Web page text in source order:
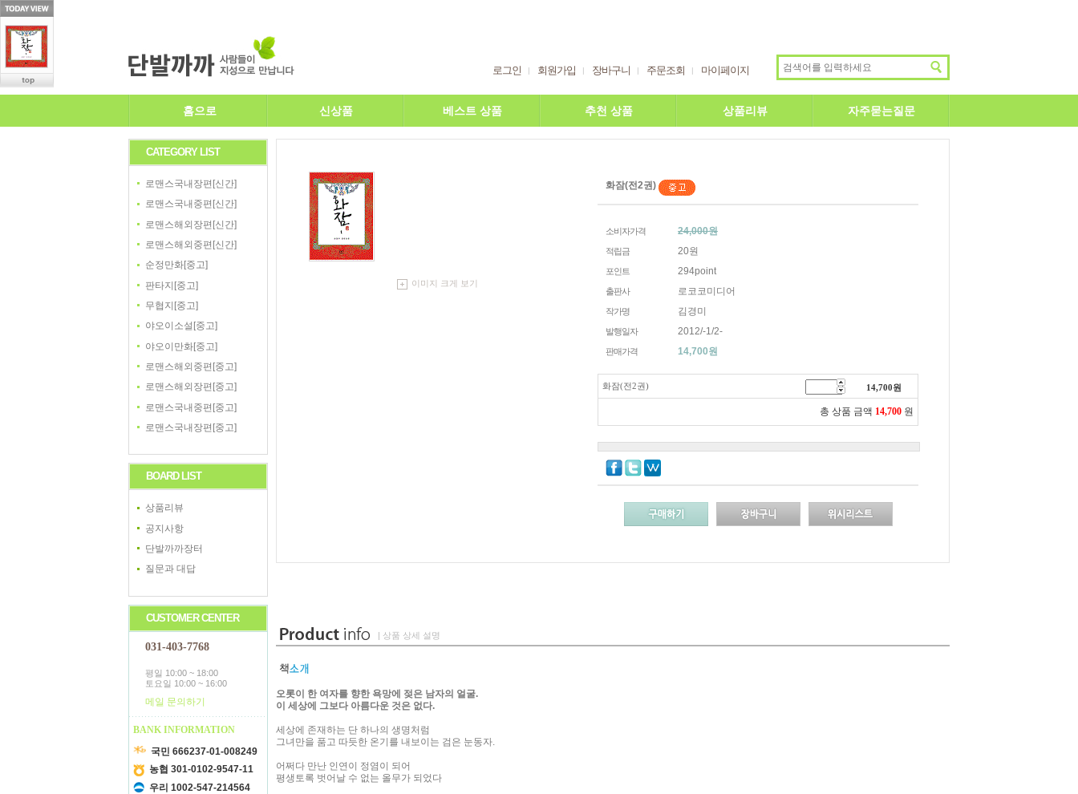
로그인 회원가입 장바구니 주문조회 마이페이지
홈으로 신상품 베스트 상품 추천 상품 상품리뷰 자주묻는질문
CATEGORY LIST
로맨스국내장편[신간]
로맨스국내중편[신간]
로맨스해외장편[신간]
로맨스해외중편[신간]
순정만화[중고]
판타지[중고]
무협지[중고]
야오이소설[중고]
야오이만화[중고]
로맨스해외중편[중고]
로맨스해외장편[중고]
로맨스국내중편[중고]
로맨스국내장편[중고]
BOARD LIST
상품리뷰
공지사항
단발까까장터
질문과 대답
CUSTOMER CENTER
031-403-7768
평일 10:00 ~ 18:00
토요일 10:00 ~ 16:00
메일 문의하기
BANK INFORMATION
국민 666237-01-008249
농협 301-0102-9547-11
우리 1002-547-214564
이미지 크게 보기
화잠(전2권)
소비자가격 24,000원
적립금 20원
포인트 294point
출판사 로코코미디어
작가명 김경미
발행일자 2012/-1/2-
판매가격 14,700원
화잠(전2권) 14,700원
총 상품 금액 14,700 원
| 상품 상세 설명
오롯이 한 여자를 향한 욕망에 젖은 남자의 얼굴.
이 세상에 그보다 아름다운 것은 없다.
세상에 존재하는 단 하나의 생명처럼
그녀만을 품고 따듯한 온기를 내보이는 검은 눈동자.
어쩌다 만난 인연이 정염이 되어
평생토록 벗어날 수 없는 올무가 되었다